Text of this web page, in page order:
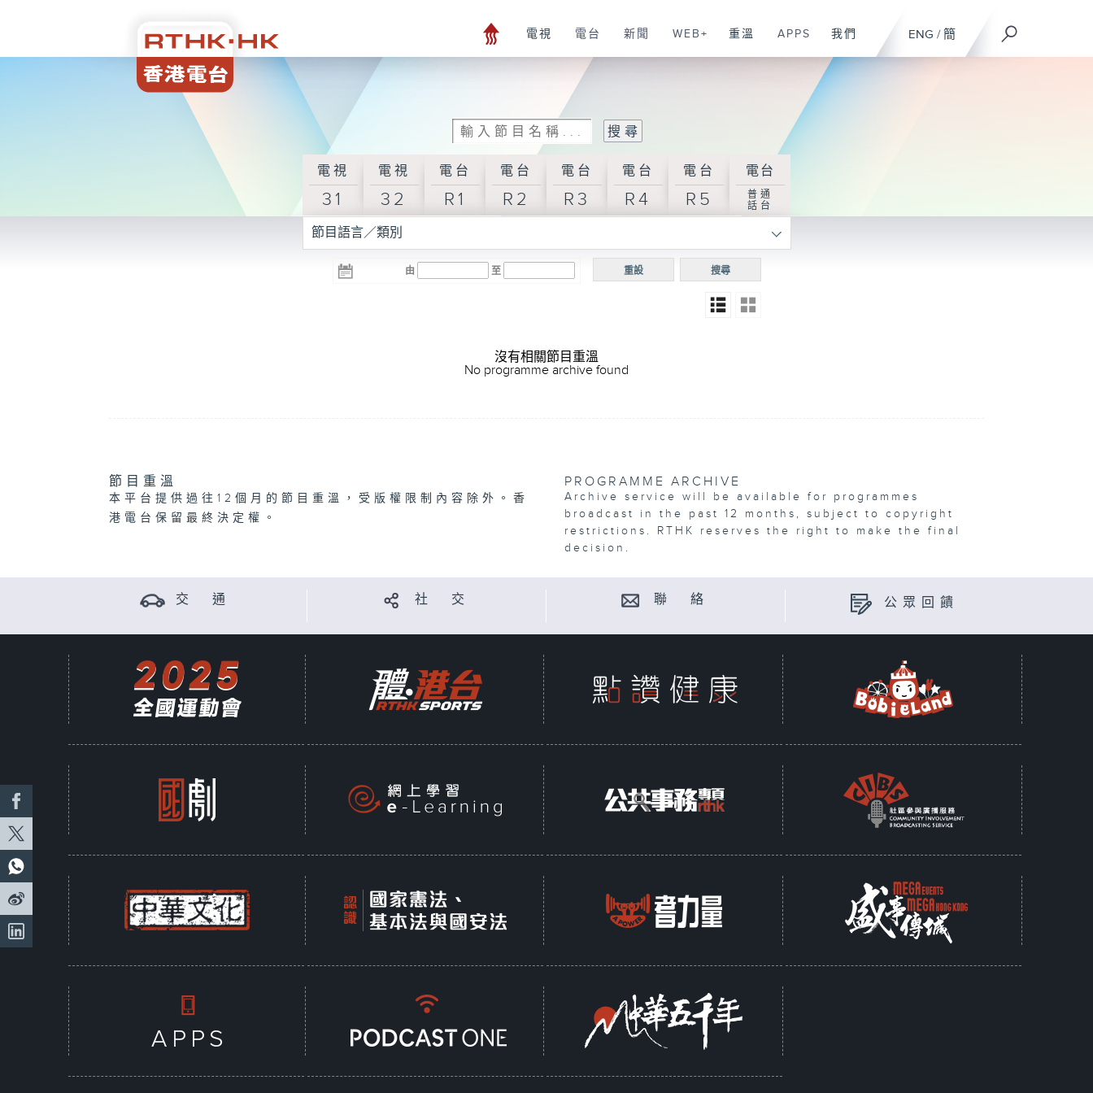
ENG / 簡
電視 電台 新聞 WEB+ 重溫 APPS 我們
電視
31
電視
32
電台
R1
電台
R2
電台
R3
電台
R4
電台
R5
電台
普通
話台
節目語言／類別
由 至 搜尋
重設
沒有相關節目重溫
No programme archive found
節目重溫
本平台提供過往12個月的節目重溫，受版權限制內容除外。香
港電台保留最終決定權。
PROGRAMME ARCHIVE
Archive service will be available for programmes
broadcast in the past 12 months, subject to copyright
restrictions. RTHK reserves the right to make the final
decision.
交 通 社 交 聯 絡 公眾回饋